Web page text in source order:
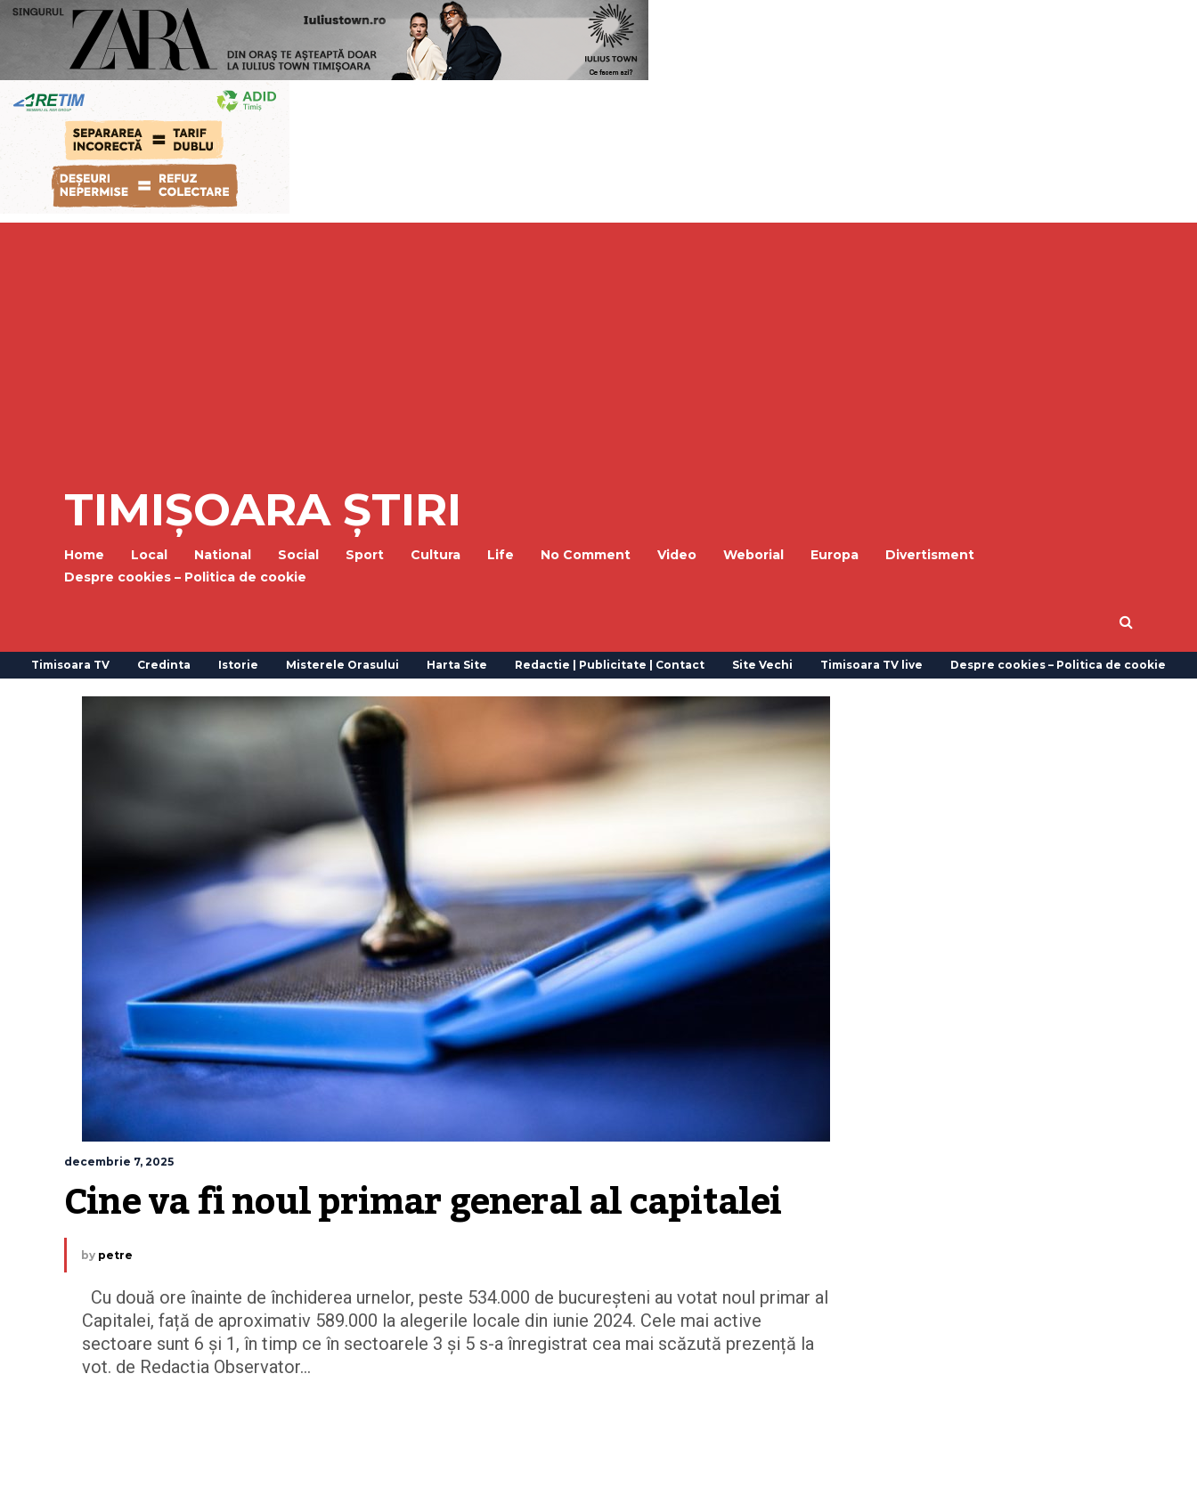
TIMIȘOARA ȘTIRI
Home Local National Social Sport Cultura Life No Comment Video Weborial Europa
Divertisment
Despre cookies – Politica de cookie
Timisoara TV Credinta Istorie Misterele Orasului Harta Site Redactie | Publicitate | Contact Site Vechi Timisoara TV live Despre cookies – Politica de cookie
decembrie 7, 2025
Cine va fi noul primar general al capitalei
by petre
Cu două ore înainte de închiderea urnelor, peste 534.000 de bucureșteni au votat noul primar al
Capitalei, față de aproximativ 589.000 la alegerile locale din iunie 2024. Cele mai active
sectoare sunt 6 și 1, în timp ce în sectoarele 3 și 5 s-a înregistrat cea mai scăzută prezență la
vot. de Redactia Observator...